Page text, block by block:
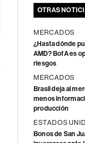
OTRAS
MERCADOS
¿Hasta dónde
AMD? BofA es
riesgos
MERCADOS
Brasil deja al
menos
producción
ESTADOS
Bonos de San